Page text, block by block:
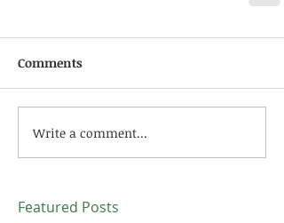
Comments
Write a comment...
Featured Posts